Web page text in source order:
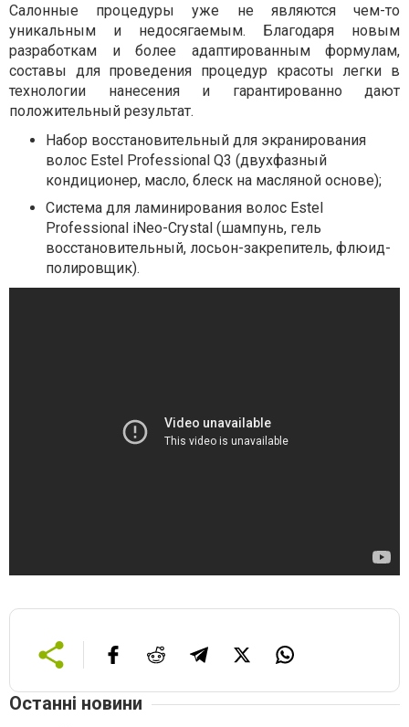
Салонные процедуры уже не являются чем-то
уникальным и недосягаемым. Благодаря новым
разработкам и более адаптированным формулам,
составы для проведения процедур красоты легки в
технологии нанесения и гарантированно дают
положительный результат.
Набор восстановительный для экранирования
волос Estel Professional Q3 (двухфазный
кондиционер, масло, блеск на масляной основе);
Система для ламинирования волос Estel
Professional iNeo-Crystal (шампунь, гель
восстановительный, лосьон-закрепитель, флюид-
полировщик).
Останні новини